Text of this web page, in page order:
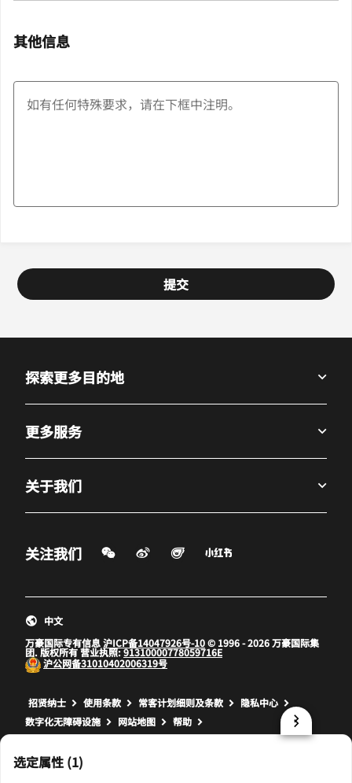
其他信息
提交
选定属性 (1)
探索更多目的地
更多服务
关于我们
关注我们 微信扫一扫
微博
打开新窗口
飞猪
打开新窗口打开新窗口
万豪国际专有信息沪ICP备14047926号-10© 1996 - 2026 万豪国际集
团. 版权所有 营业执照:91310000778059716E
沪公网备31010402006319号
中文
招贤纳士 打开新窗口
使用条款 打开新窗口
常客计划细则及条款 打开新窗口
隐私中心
数字化无障碍设施
网站地图 帮助
prod17,E9CD41C7-8F20-5BA7-9DDE-83F3D4151F53,NA